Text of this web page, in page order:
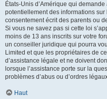
États-Unis d’Amérique qui
potentiellement des informations
consentement écrit des parents ou
Si vous ne savez pas si cette loi
moins de 13 ans inscrits sur votre
un conseiller juridique qui pourra
Limited et que les propriétaires de
d’assistance légale et ne doivent
lorsque l’assistance porte sur la
problèmes d’abus ou d’ordres
Haut